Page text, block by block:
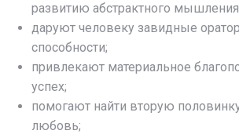
развитию абстрактного
даруют человеку завидные
способности;
привлекают материальное
успех;
помогают найти вторую
любовь;